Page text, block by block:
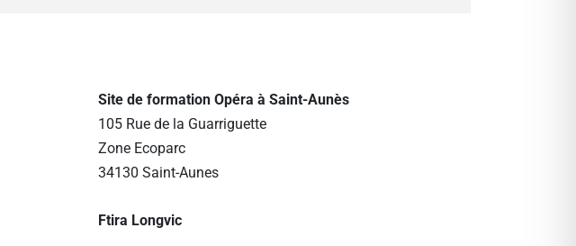
Site de formation Opéra à Saint-Aunès
105 Rue de la Guarriguette
Zone Ecoparc
34130 Saint-Aunes
Ftira Longvic